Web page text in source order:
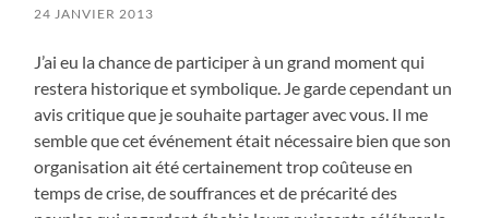
24 JANVIER 2013
J’ai eu la chance de participer à un grand moment qui
restera historique et symbolique. Je garde cependant un
avis critique que je souhaite partager avec vous. Il me
semble que cet événement était nécessaire bien que son
organisation ait été certainement trop coûteuse en
temps de crise, de souffrances et de précarité des